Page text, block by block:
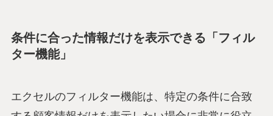
条件に合った情報だけを表示できる「フィル
ター機能」
エクセルのフィルター機能は、特定の条件に合致